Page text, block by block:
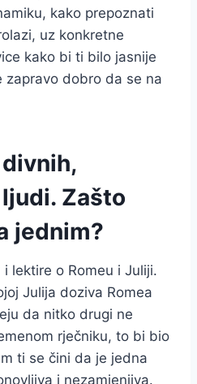
kako prepoznati
uz konkretne
kako bi ti bilo jasnije
zapravo dobro da se na
Zašto
jednim?
lektire o Romeu i Juliji.
Julija doziva Romea
da nitko drugi ne
rječniku, to bi bio
ti se čini da je jedna
i nezamjenjiva.